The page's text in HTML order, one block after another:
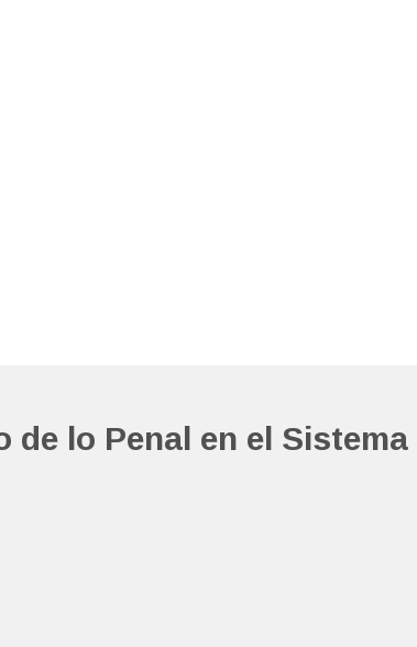
de lo Penal en el Sistema